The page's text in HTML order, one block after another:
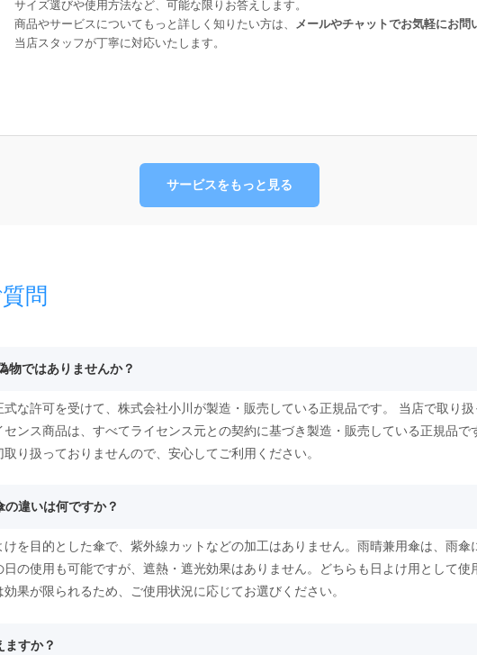
サイズ選びや使用方法など、可能な限りお答えします。
商品やサービスについてもっと詳しく知りたい方は、 メールやチャットでお気軽にお問
当店スタッフが丁寧に対応いたします。
サービスをもっと見る
問
物ではありませんか？
式な許可を受けて、株式会社小川が製造・販売している正規品です。 当店で取り
センス商品は、すべてライセンス元との契約に基づき製造・販売している正規品で
り扱っておりませんので、安心してご利用ください。
違いは何ですか？
を目的とした傘で、紫外線カットなどの加工はありません。雨晴兼用傘は、雨傘
日の使用も可能ですが、遮熱・遮光効果はありません。どちらも日よけ用として使
果が限られるため、ご使用状況に応じてお選びください。
ますか？